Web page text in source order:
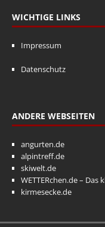
WICHTIGE LINKS
Impressum
Datenschutz
ANDERE WEBSEITEN
angurten.de
alpintreff.de
skiwelt.de
WETTERchen.de –
kirmesecke.de